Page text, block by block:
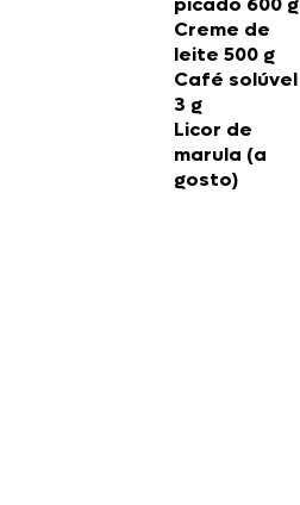
Creme de
leite 500 g
Café solúvel
3 g
Licor de
marula (a
gosto)